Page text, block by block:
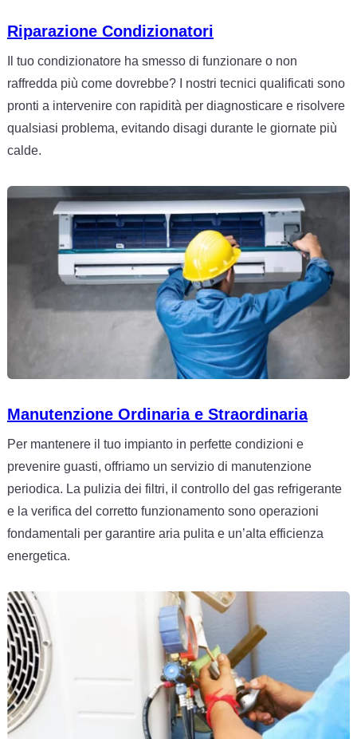
Riparazione Condizionatori
Il tuo condizionatore ha smesso di funzionare o non
raffredda più come dovrebbe? I nostri tecnici qualificati sono
pronti a intervenire con rapidità per diagnosticare e risolvere
qualsiasi problema, evitando disagi durante le giornate più
calde.
Manutenzione Ordinaria e Straordinaria
Per mantenere il tuo impianto in perfette condizioni e
prevenire guasti, offriamo un servizio di manutenzione
periodica. La pulizia dei filtri, il controllo del gas refrigerante
e la verifica del corretto funzionamento sono operazioni
fondamentali per garantire aria pulita e un’alta efficienza
energetica.